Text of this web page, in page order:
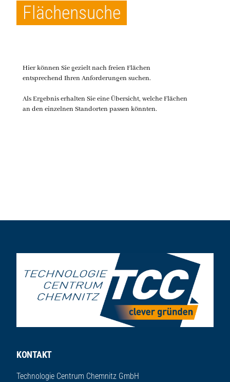
Flächensuche
Hier können Sie gezielt nach freien Flächen
entsprechend Ihren Anforderungen suchen.
Als Ergebnis erhalten Sie eine Übersicht, welche Flächen
an den einzelnen Standorten passen könnten.
KONTAKT
Technologie Centrum Chemnitz GmbH